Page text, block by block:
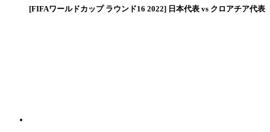
[FIFAワールドカップ ラウンド16 2022] 日本代表 vs クロアチア代表